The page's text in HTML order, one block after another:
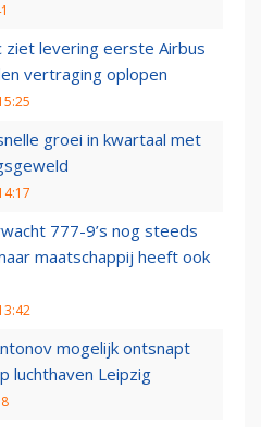
ziet levering eerste Airbus
vertraging oplopen
groei in kwartaal met
777-9’s nog steeds
maatschappij heeft ook
mogelijk ontsnapt
luchthaven Leipzig